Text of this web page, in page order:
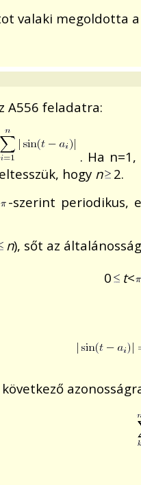
valaki megoldotta
A556 feladatra:
. Ha
hogy n
2.
-szerint periodikus,
n), sőt az
0 t<